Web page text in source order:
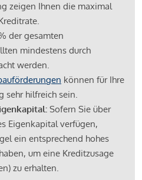
zeigen Ihnen die maximal
der gesamten
mindestens durch
werden.
können für Ihre
sehr hilfreich sein.
Sofern Sie über
Eigenkapital verfügen,
ein entsprechend hohes
um eine Kreditzusage
zu erhalten.